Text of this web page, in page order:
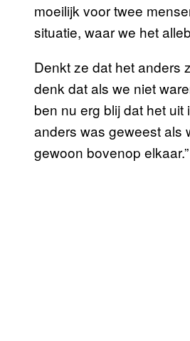
moeilijk voor twee
situatie, waar we het
Denkt ze dat het anders
denk dat als we niet
ben nu erg blij dat het
anders was geweest als
gewoon bovenop elkaar.”